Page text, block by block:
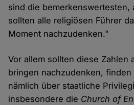
sind die bemerkenswertesten,
sollten alle religiösen Führer
Moment nachzudenken."
Vor allem sollten diese Zahlen
bringen nachzudenken,
nämlich über staatliche
insbesondere die Church of